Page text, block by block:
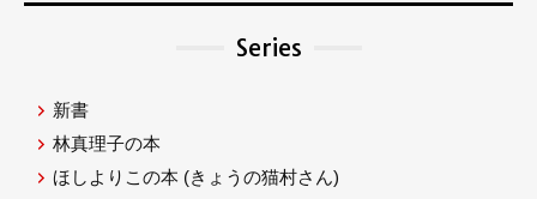
Series
新書
林真理子の本
ほしよりこの本 (きょうの猫村さん)